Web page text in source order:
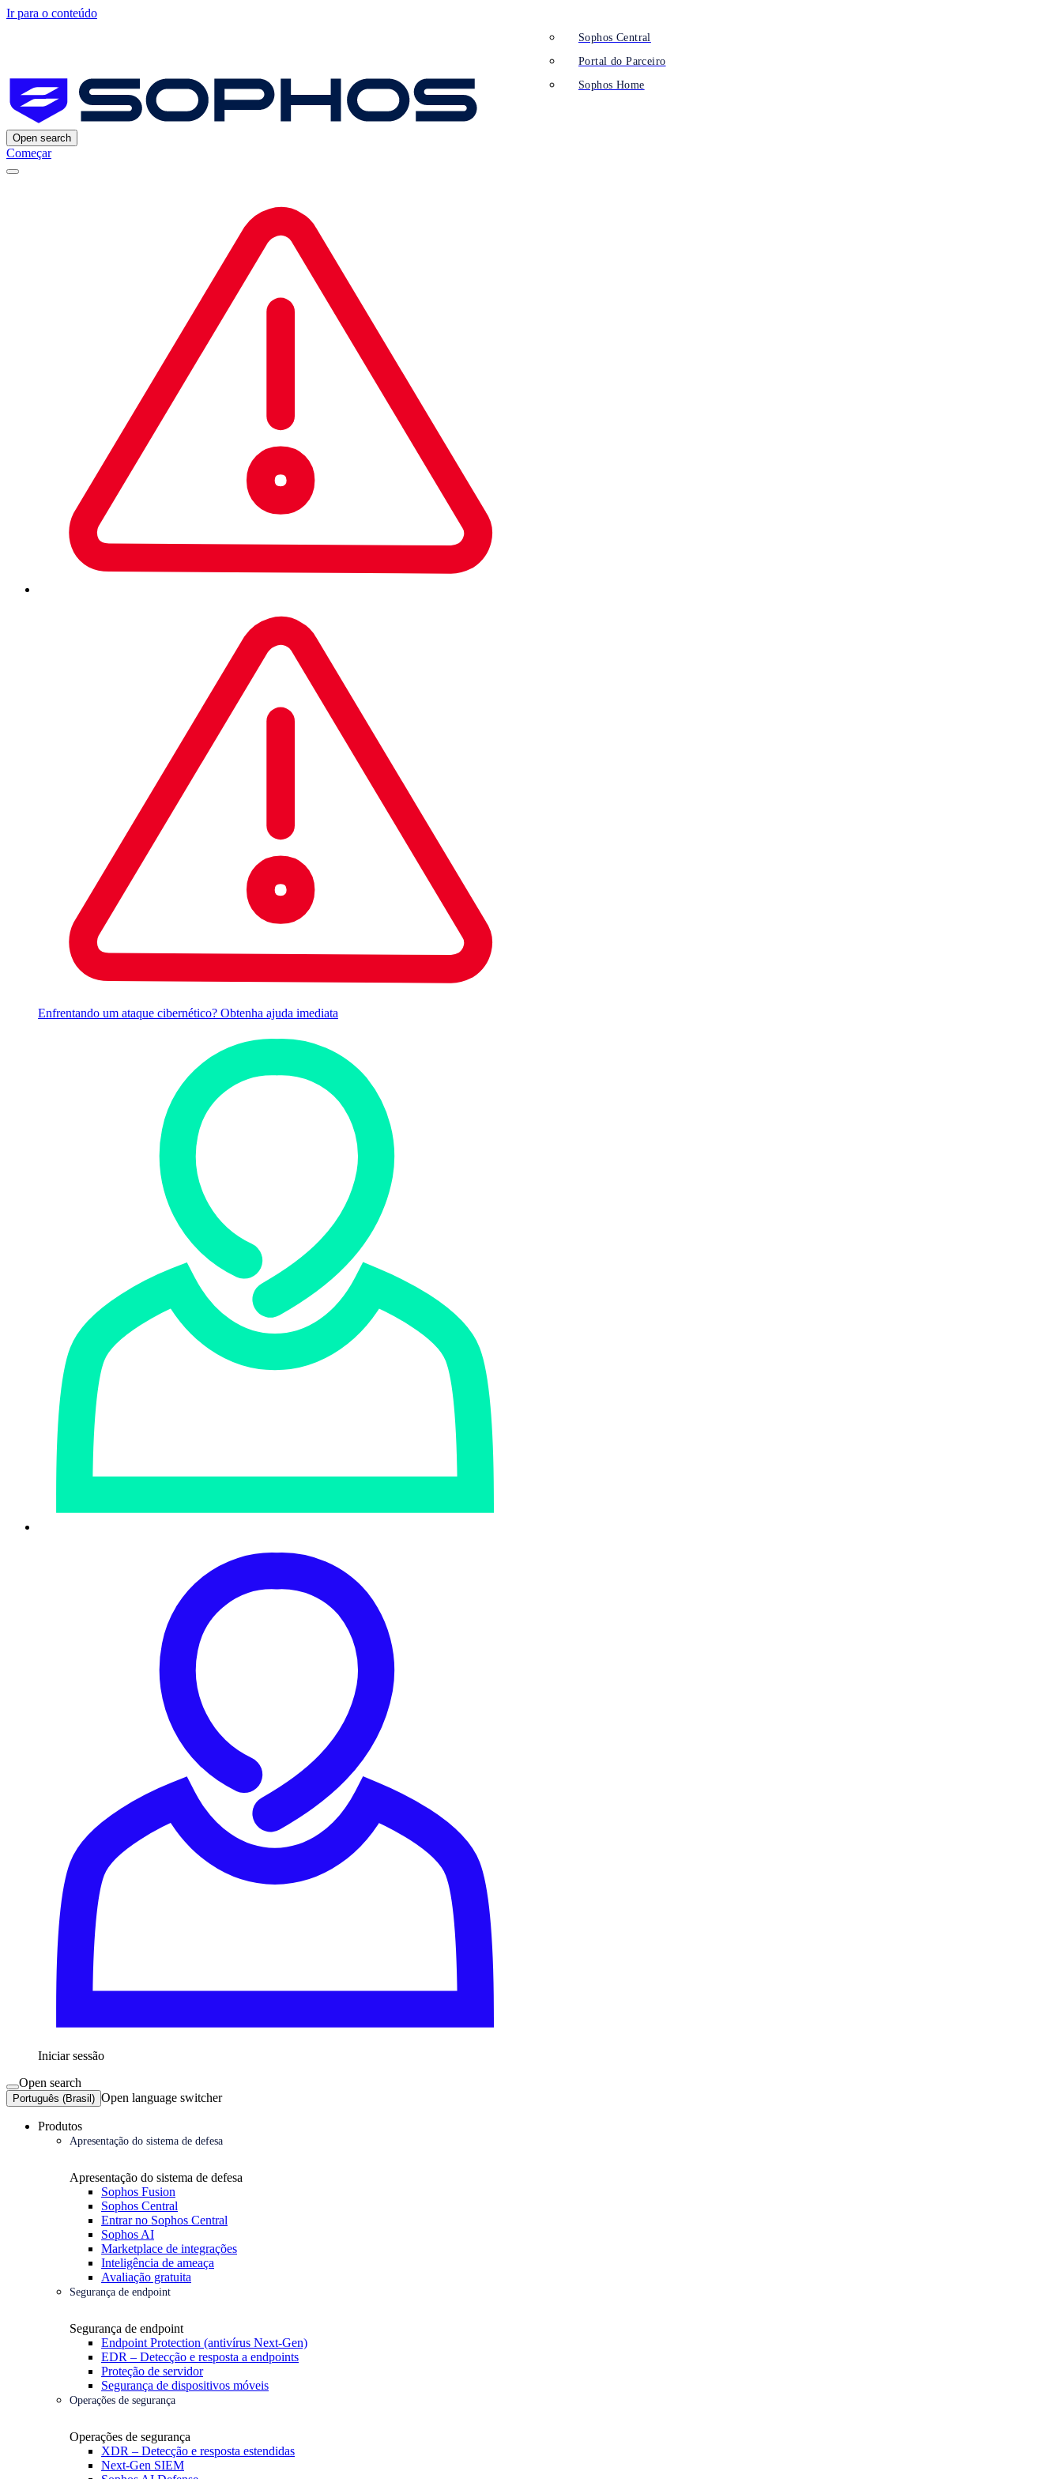
Ir para o conteúdo
Open search
Começar
Enfrentando um ataque cibernético? Obtenha ajuda imediata
Iniciar sessão
Sophos Central
Portal do Parceiro
Sophos Home
Open search
Português (Brasil) Open language switcher
Produtos
Apresentação do sistema de defesa
Apresentação do sistema de defesa
Sophos Fusion
Sophos Central
Entrar no Sophos Central
Sophos AI
Marketplace de integrações
Inteligência de ameaça
Avaliação gratuita
Segurança de endpoint
Segurança de endpoint
Endpoint Protection (antivírus Next-Gen)
EDR – Detecção e resposta a endpoints
Proteção de servidor
Segurança de dispositivos móveis
Operações de segurança
Operações de segurança
XDR – Detecção e resposta estendidas
Next-Gen SIEM